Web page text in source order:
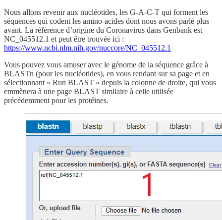
Nous allons revenir aux nucléotides, les G-A-C-T qui forment les
séquences qui codent les amino-acides dont nous avons parlé plus
avant. La référence d’origine du Coronavirus dans Genbank est
NC_045512.1 et peut être trouvée ici :
https://www.ncbi.nlm.nih.gov/nuccore/NC_045512.1
Vous pouvez vous amuser avec le génome de la séquence grâce à
BLASTn (pour les nucléotides), en vous rendant sur sa page et en
sélectionnant « Run BLAST » depuis la colonne de droite, qui vous
emmènera à une page BLAST similaire à celle utilisée
précédemment pour les protéines.